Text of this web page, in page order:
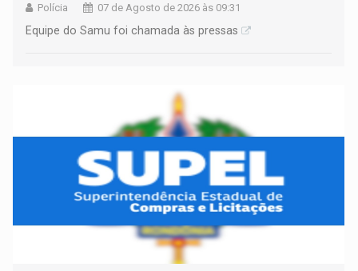
Polícia 07 de Agosto de 2026 às 09:31
Equipe do Samu foi chamada às pressas